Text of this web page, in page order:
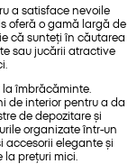
a satisface nevoile
oferă o gamă largă de
că sunteți în căutarea
sau jucării atractive
îmbrăcăminte.
de interior pentru a da
de depozitare și
organizate într-un
accesorii elegante și
prețuri mici.